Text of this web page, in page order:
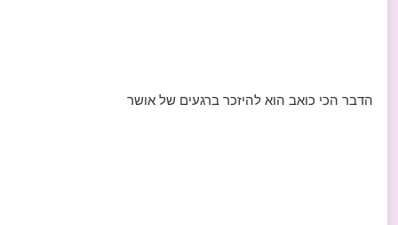
הדבר הכי כואב הוא להיזכר ברגעים של אושר